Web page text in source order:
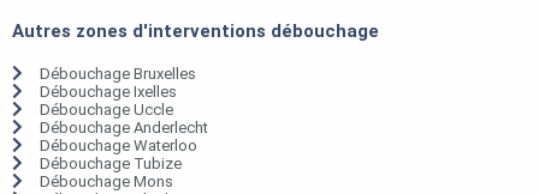
Autres zones d'interventions débouchage
Débouchage Bruxelles
Débouchage Ixelles
Débouchage Uccle
Débouchage Anderlecht
Débouchage Waterloo
Débouchage Tubize
Débouchage Mons